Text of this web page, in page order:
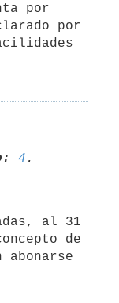
por
por
4
de